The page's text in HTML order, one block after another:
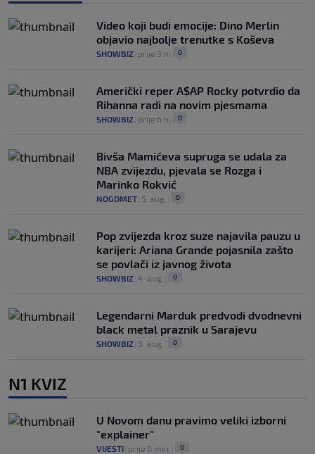
Video koji budi emocije: Dino Merlin
objavio najbolje trenutke s Koševa
SHOWBIZ prije 3 h 0
Američki reper A$AP Rocky potvrdio da
Rihanna radi na novim pjesmama
SHOWBIZ prije 6 h 0
Bivša Mamićeva supruga se udala za
NBA zvijezdu, pjevala se Rozga i
Marinko Rokvić
NOGOMET 5. aug. 0
Pop zvijezda kroz suze najavila pauzu u
karijeri: Ariana Grande pojasnila zašto
se povlači iz javnog života
SHOWBIZ 4. aug. 0
Legendarni Marduk predvodi dvodnevni
black metal praznik u Sarajevu
SHOWBIZ 3. aug. 0
N1 KVIZ
U Novom danu pravimo veliki izborni
"explainer"
VIJESTI prije 0 min. 0